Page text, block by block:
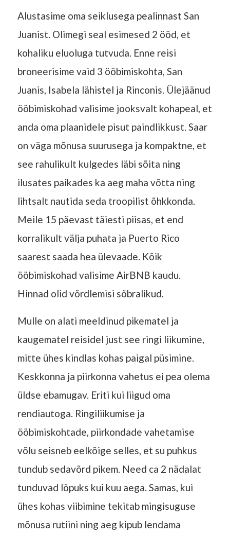
Alustasime oma seiklusega pealinnast San
Juanist. Olimegi seal esimesed 2 ööd, et
kohaliku eluoluga tutvuda. Enne reisi
broneerisime vaid 3 ööbimiskohta, San
Juanis, Isabela lähistel ja Rinconis. Ülejäänud
ööbimiskohad valisime jooksvalt kohapeal, et
anda oma plaanidele pisut paindlikkust. Saar
on väga mõnusa suurusega ja kompaktne, et
see rahulikult kulgedes läbi sõita ning
ilusates paikades ka aeg maha võtta ning
lihtsalt nautida seda troopilist õhkkonda.
Meile 15 päevast täiesti piisas, et end
korralikult välja puhata ja Puerto Rico
saarest saada hea ülevaade. Kõik
ööbimiskohad valisime AirBNB kaudu.
Hinnad olid võrdlemisi sõbralikud.
Mulle on alati meeldinud pikematel ja
kaugematel reisidel just see ringi liikumine,
mitte ühes kindlas kohas paigal püsimine.
Keskkonna ja piirkonna vahetus ei pea olema
üldse ebamugav. Eriti kui liigud oma
rendiautoga. Ringiliikumise ja
ööbimiskohtade, piirkondade vahetamise
võlu seisneb eelkõige selles, et su puhkus
tundub sedavõrd pikem. Need ca 2 nädalat
tunduvad lõpuks kui kuu aega. Samas, kui
ühes kohas viibimine tekitab mingisuguse
mõnusa rutiini ning aeg kipub lendama